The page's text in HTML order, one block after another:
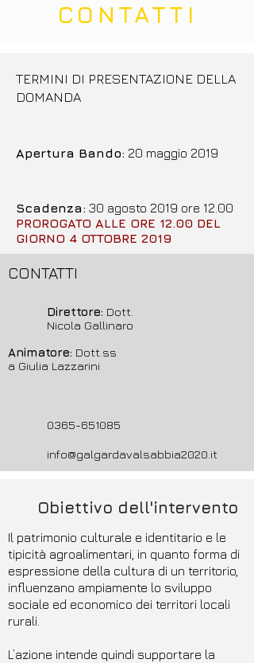
CONTATTI
TERMINI DI PRESENTAZIONE DELLA
DOMANDA
Apertura Bando: 20 maggio 2019
Scadenza: 30 agosto 2019 ore 12.00
PROROGATO ALLE ORE 12.00 DEL
GIORNO 4 OTTOBRE 2019
CONTATTI
Direttore: Dott.
Nicola Gallinaro
Animatore: Dott.ss
a Giulia Lazzarini
0365-651085
info@galgardavalsabbia2020.it
Obiettivo dell'intervento
Il patrimonio culturale e identitario e le
tipicità agroalimentari, in quanto forma di
espressione della cultura di un territorio,
influenzano ampiamente lo sviluppo
sociale ed economico dei territori locali
rurali.​
L’azione intende quindi supportare la